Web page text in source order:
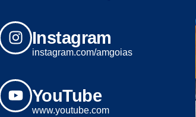
Instagram
instagram.com/amgoias
YouTube
www.youtube.com